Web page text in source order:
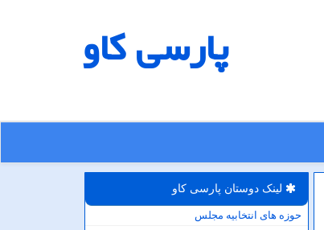
پارسی كاو
لینک دوستان پارسی كاو
حوزه های انتخابیه مجلس